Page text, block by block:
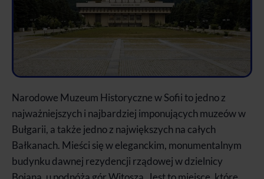
Narodowe Muzeum Historyczne w Sofii to jedno z
najważniejszych i najbardziej imponujących muzeów w
Bułgarii, a także jedno z największych na całych
Bałkanach. Mieści się w eleganckim, monumentalnym
budynku dawnej rezydencji rządowej w dzielnicy